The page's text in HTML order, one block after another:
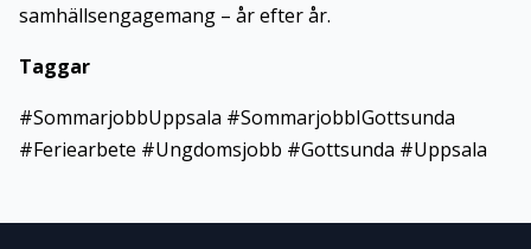
samhällsengagemang – år efter år.
Taggar
#SommarjobbUppsala #SommarjobbIGottsunda
#Feriearbete #Ungdomsjobb #Gottsunda #Uppsala